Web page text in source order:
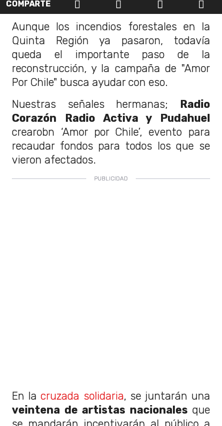
COMPARTE
Aunque los incendios forestales en la
Quinta Región ya pasaron, todavía
queda el importante paso de la
reconstrucción, y la campaña de "Amor
Por Chile" busca ayudar con eso.
Nuestras señales hermanas; Radio
Corazón Radio Activa y Pudahuel
crearobn ‘Amor por Chile’, evento para
recaudar fondos para todos los que se
vieron afectados.
En lacruzada solidaria, se juntarán una
veintena de artistas nacionales que